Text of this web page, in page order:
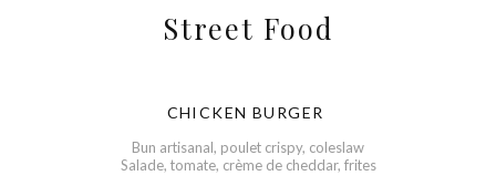
Street Food
CHICKEN BURGER
Bun artisanal, poulet crispy, coleslaw
Salade, tomate, crème de cheddar, frites